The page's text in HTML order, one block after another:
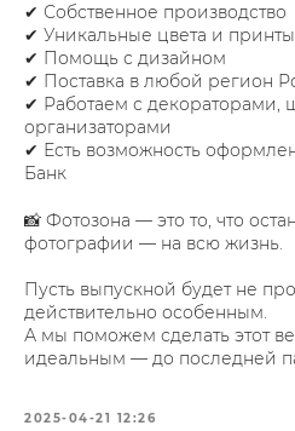
✔ Собственное производство
✔ Уникальные цвета и
✔ Помощь с дизайном
✔ Поставка в любой регион
✔ Работаем с декораторами,
организаторами
✔ Есть возможность
Банк
📸 Фотозона — это то, что
фотографии — на всю жизнь.
Пусть выпускной будет не
действительно особенным.
А мы поможем сделать этот
идеальным — до последней
2025-04-21 12:26